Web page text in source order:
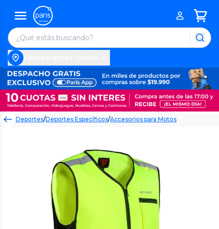
Deportes/Deportes Específicos/Accesorios para Motos